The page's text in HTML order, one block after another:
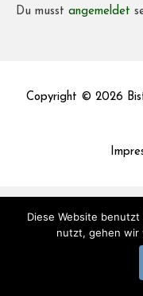
Du musst angemeldet
Copyright © 2026
Diese Website
nutzt, gehen wir